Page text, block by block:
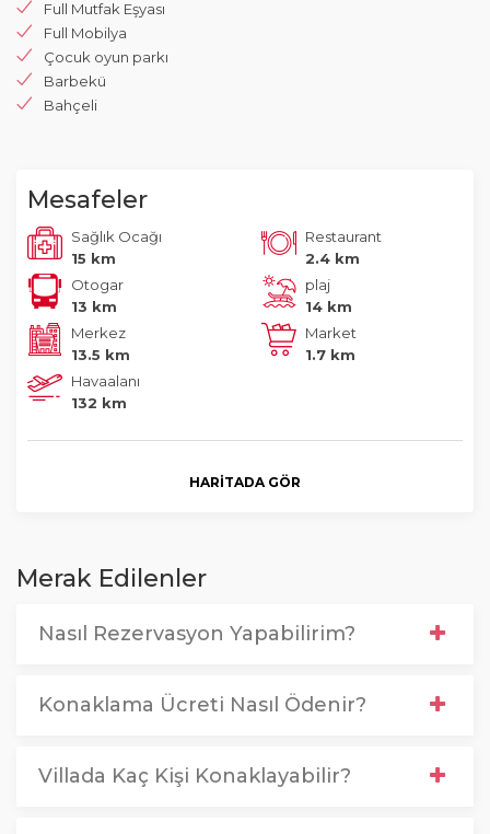
Full Mutfak Eşyası
Full Mobilya
Çocuk oyun parkı
Barbekü
Bahçeli
Mesafeler
Sağlık Ocağı
15 km
Restaurant
2.4 km
Otogar
13 km
plaj
14 km
Merkez
13.5 km
Market
1.7 km
Havaalanı
132 km
HARITADA GÖR
Merak Edilenler
Nasıl Rezervasyon Yapabilirim?
Konaklama Ücreti Nasıl Ödenir?
Villada Kaç Kişi Konaklayabilir?